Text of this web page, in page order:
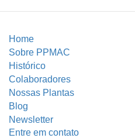
Home
Sobre PPMAC
Histórico
Colaboradores
Nossas Plantas
Blog
Newsletter
Entre em contato